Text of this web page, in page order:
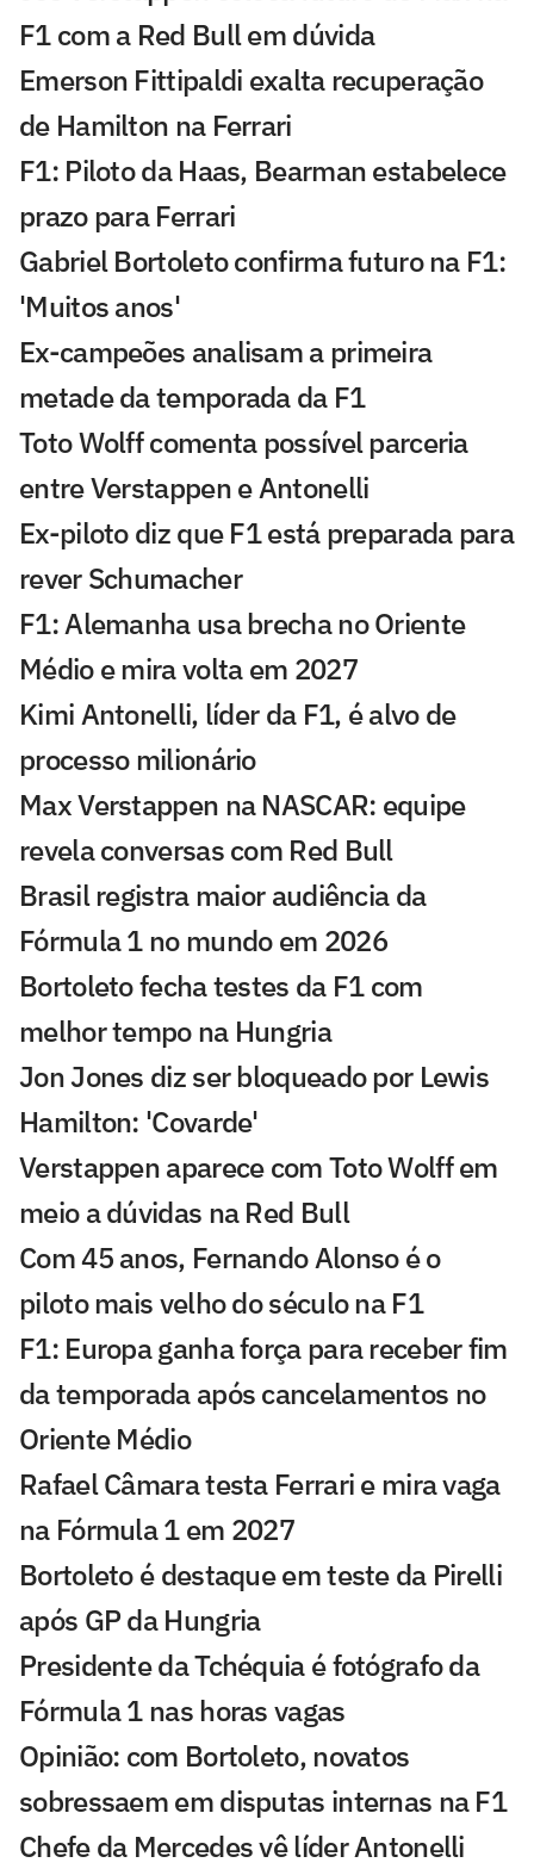
F1 com a Red Bull em dúvida
Emerson Fittipaldi exalta recuperação
de Hamilton na Ferrari
F1: Piloto da Haas, Bearman estabelece
prazo para Ferrari
Gabriel Bortoleto confirma futuro na F1:
'Muitos anos'
Ex-campeões analisam a primeira
metade da temporada da F1
Toto Wolff comenta possível parceria
entre Verstappen e Antonelli
Ex-piloto diz que F1 está preparada para
rever Schumacher
F1: Alemanha usa brecha no Oriente
Médio e mira volta em 2027
Kimi Antonelli, líder da F1, é alvo de
processo milionário
Max Verstappen na NASCAR: equipe
revela conversas com Red Bull
Brasil registra maior audiência da
Fórmula 1 no mundo em 2026
Bortoleto fecha testes da F1 com
melhor tempo na Hungria
Jon Jones diz ser bloqueado por Lewis
Hamilton: 'Covarde'
Verstappen aparece com Toto Wolff em
meio a dúvidas na Red Bull
Com 45 anos, Fernando Alonso é o
piloto mais velho do século na F1
F1: Europa ganha força para receber fim
da temporada após cancelamentos no
Oriente Médio
Rafael Câmara testa Ferrari e mira vaga
na Fórmula 1 em 2027
Bortoleto é destaque em teste da Pirelli
após GP da Hungria
Presidente da Tchéquia é fotógrafo da
Fórmula 1 nas horas vagas
Opinião: com Bortoleto, novatos
sobressaem em disputas internas na F1
Chefe da Mercedes vê líder Antonelli